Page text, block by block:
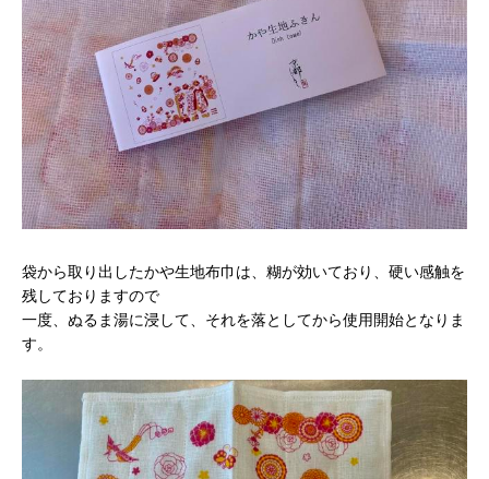
袋から取り出したかや生地布巾は、糊が効いており、硬い感触を
残しておりますので
一度、ぬるま湯に浸して、それを落としてから使用開始となりま
す。